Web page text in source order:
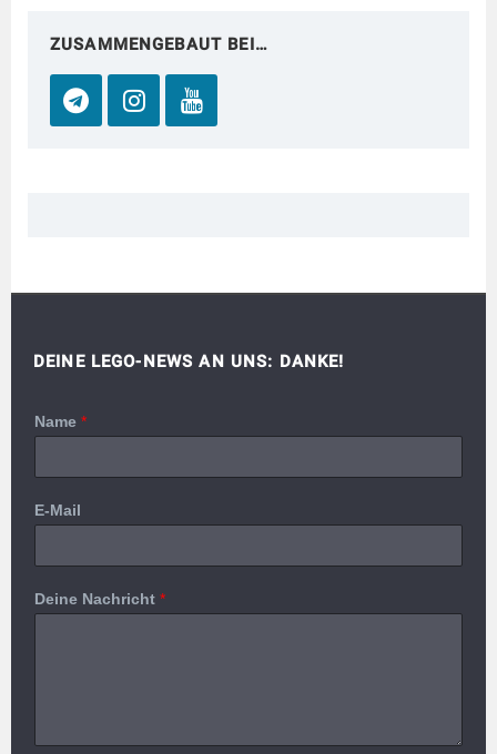
ZUSAMMENGEBAUT BEI…
DEINE LEGO-NEWS AN UNS: DANKE!
Name *
E-Mail
Deine Nachricht *